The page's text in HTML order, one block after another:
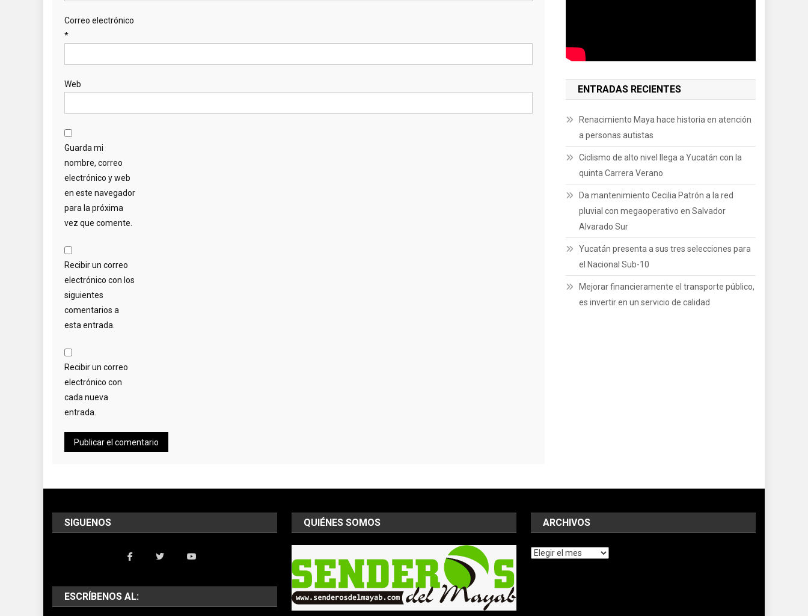
Correo electrónico
*
Web
Guarda mi
nombre, correo
electrónico y web
en este navegador
para la próxima
vez que comente.
Recibir un correo
electrónico con los
siguientes
comentarios a
esta entrada.
Recibir un correo
electrónico con
cada nueva
entrada.
ENTRADAS RECIENTES
Renacimiento Maya hace historia en atención
a personas autistas
Ciclismo de alto nivel llega a Yucatán con la
quinta Carrera Verano
Da mantenimiento Cecilia Patrón a la red
pluvial con megaoperativo en Salvador
Alvarado Sur
Yucatán presenta a sus tres selecciones para
el Nacional Sub-10
Mejorar financieramente el transporte público,
es invertir en un servicio de calidad
SIGUENOS
ESCRÍBENOS AL:
QUIÉNES SOMOS ARCHIVOS
Archivos